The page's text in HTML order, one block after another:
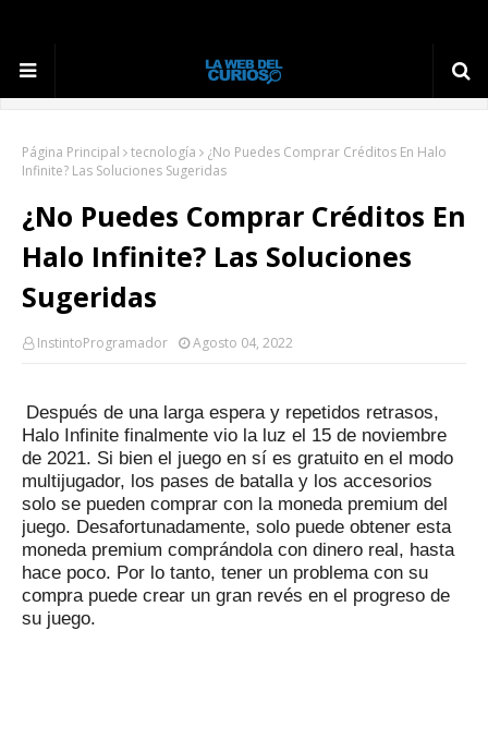
Página Principal tecnología
¿No Puedes Comprar Créditos En Halo
Infinite? Las Soluciones Sugeridas
¿No Puedes Comprar Créditos En
Halo Infinite? Las Soluciones
Sugeridas
InstintoProgramador Agosto 04, 2022
Después de una larga espera y repetidos retrasos,
Halo Infinite finalmente vio la luz el 15 de noviembre
de 2021. Si bien el juego en sí es gratuito en el modo
multijugador, los pases de batalla y los accesorios
solo se pueden comprar con la moneda premium del
juego. Desafortunadamente, solo puede obtener esta
moneda premium comprándola con dinero real, hasta
hace poco. Por lo tanto, tener un problema con su
compra puede crear un gran revés en el progreso de
su juego.